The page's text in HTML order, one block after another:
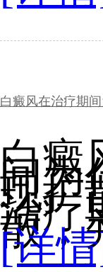
白癜风在治疗期
白癜
间为
现扩
治疗
散，
[详